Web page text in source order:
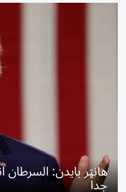
هانتر بايدن:
جداً